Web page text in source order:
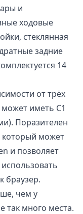
и
ходовые
стеклянная
задние
14
от трёх
иметь C1
Поразителен
может
и позволяет
браузер.
чем у
так много места.